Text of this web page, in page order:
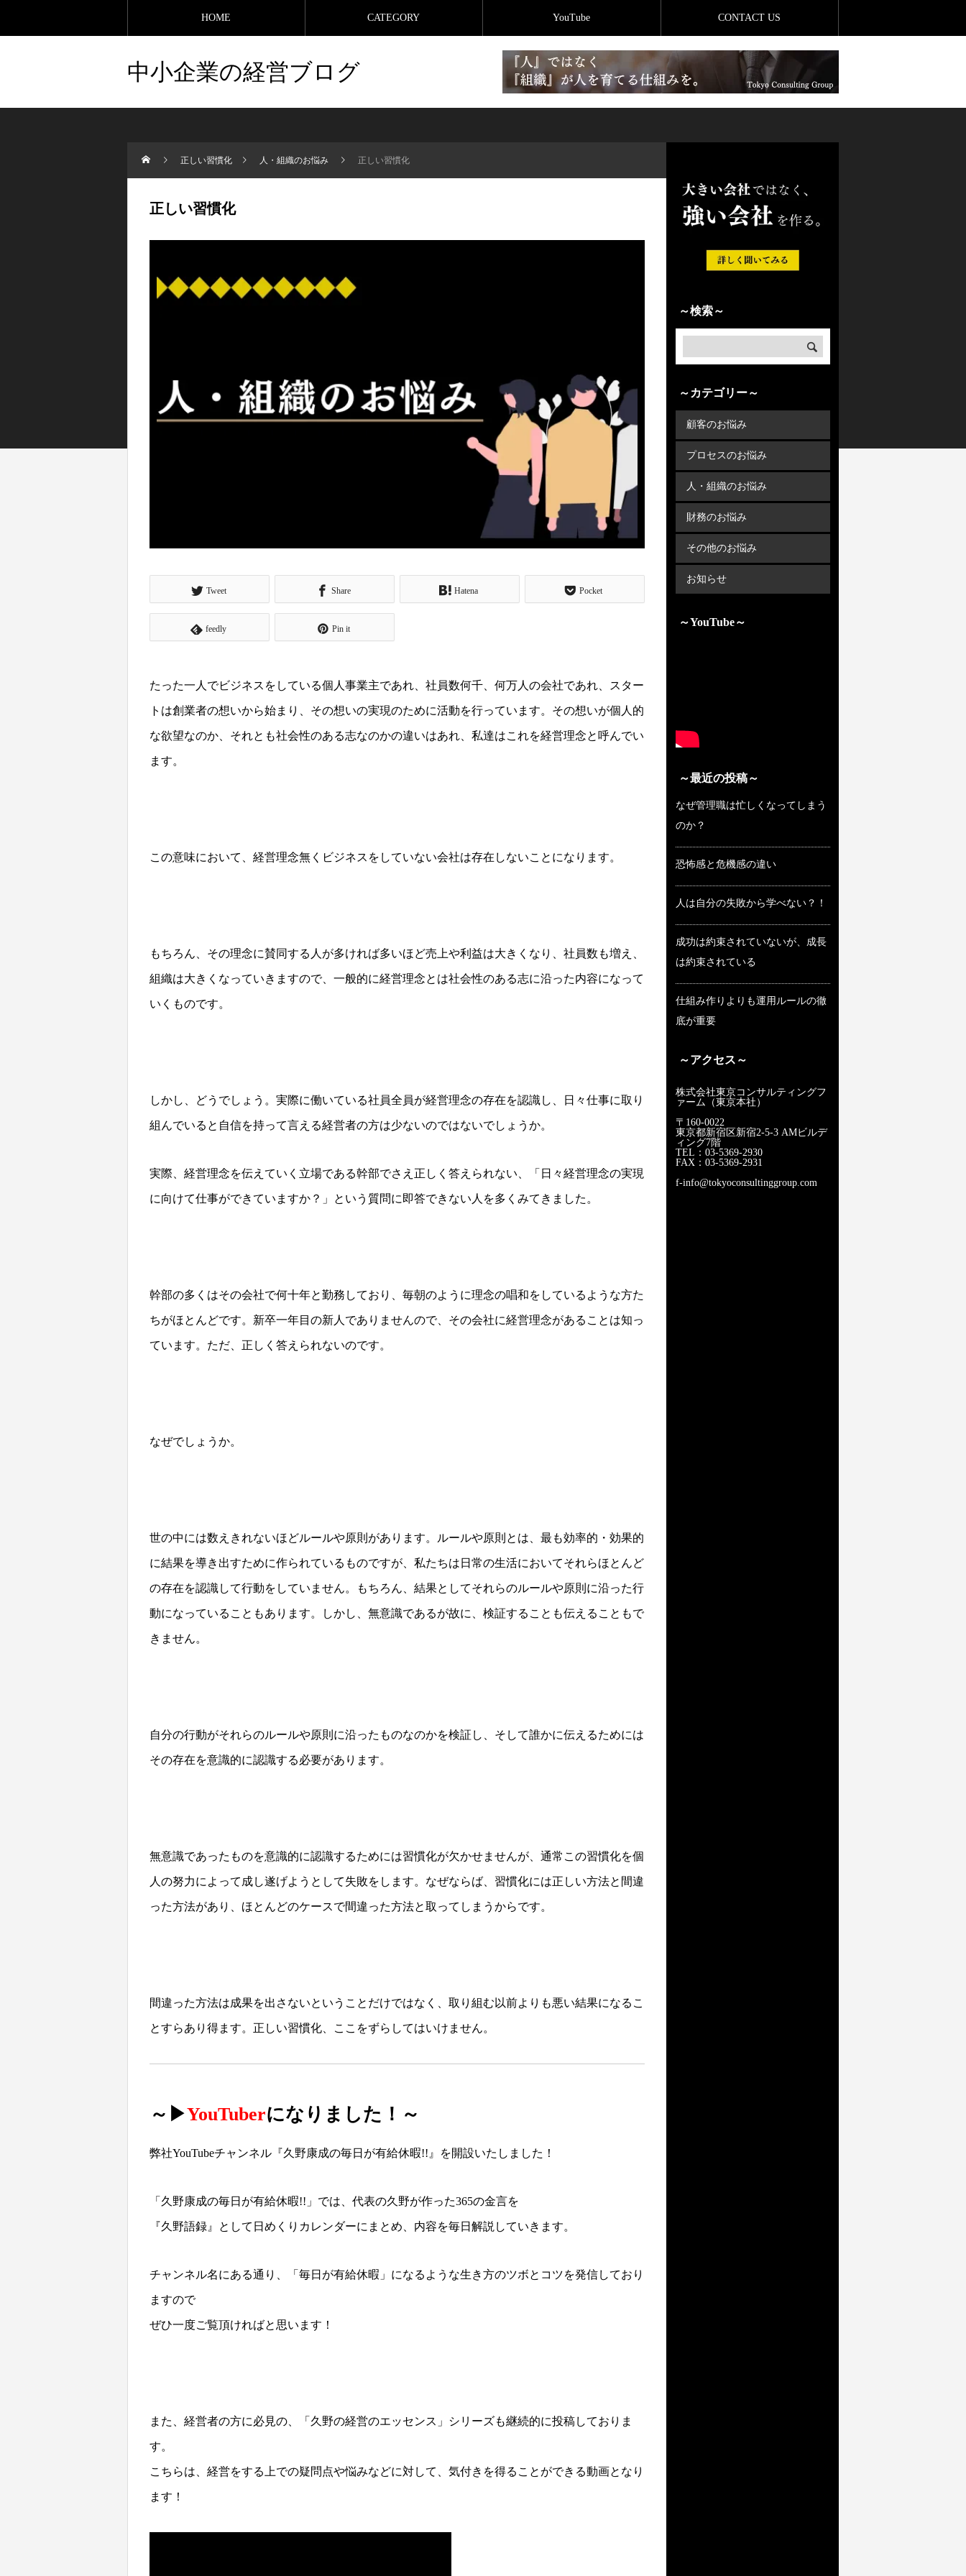
HOME CATEGORY YouTube CONTACT US
中小企業の経営ブログ
正しい習慣化 人・組織のお悩み 正しい習慣化
正しい習慣化
Tweet Share Hatena Pocket
feedly Pin it
たった一人でビジネスをしている個人事業主であれ、社員数何千、何万人の会社であれ、スター
トは創業者の想いから始まり、その想いの実現のために活動を行っています。その想いが個人的
な欲望なのか、それとも社会性のある志なのかの違いはあれ、私達はこれを経営理念と呼んでい
ます。
この意味において、経営理念無くビジネスをしていない会社は存在しないことになります。
もちろん、その理念に賛同する人が多ければ多いほど売上や利益は大きくなり、社員数も増え、
組織は大きくなっていきますので、一般的に経営理念とは社会性のある志に沿った内容になって
いくものです。
しかし、どうでしょう。実際に働いている社員全員が経営理念の存在を認識し、日々仕事に取り
組んでいると自信を持って言える経営者の方は少ないのではないでしょうか。
実際、経営理念を伝えていく立場である幹部でさえ正しく答えられない、「日々経営理念の実現
に向けて仕事ができていますか？」という質問に即答できない人を多くみてきました。
幹部の多くはその会社で何十年と勤務しており、毎朝のように理念の唱和をしているような方た
ちがほとんどです。新卒一年目の新人でありませんので、その会社に経営理念があることは知っ
ています。ただ、正しく答えられないのです。
なぜでしょうか。
世の中には数えきれないほどルールや原則があります。ルールや原則とは、最も効率的・効果的
に結果を導き出すために作られているものですが、私たちは日常の生活においてそれらほとんど
の存在を認識して行動をしていません。もちろん、結果としてそれらのルールや原則に沿った行
動になっていることもあります。しかし、無意識であるが故に、検証することも伝えることもで
きません。
自分の行動がそれらのルールや原則に沿ったものなのかを検証し、そして誰かに伝えるためには
その存在を意識的に認識する必要があります。
無意識であったものを意識的に認識するためには習慣化が欠かせませんが、通常この習慣化を個
人の努力によって成し遂げようとして失敗をします。なぜならば、習慣化には正しい方法と間違
った方法があり、ほとんどのケースで間違った方法と取ってしまうからです。
間違った方法は成果を出さないということだけではなく、取り組む以前よりも悪い結果になるこ
とすらあり得ます。正しい習慣化、ここをずらしてはいけません。
～▶YouTuberになりました！～
弊社YouTubeチャンネル 『久野康成の毎日が有給休暇!!』 を開設いたしました！
「久野康成の毎日が有給休暇!!」では、代表の久野が作った365の金言を
『久野語録』として日めくりカレンダーにまとめ、内容を毎日解説していきます。
チャンネル名にある通り、「毎日が有給休暇」になるような生き方のツボとコツを発信しており
ますので
ぜひ一度ご覧頂ければと思います！
また、経営者の方に必見の、「久野の経営のエッセンス」シリーズも継続的に投稿しておりま
す。
こちらは、経営をする上での疑問点や悩みなどに対して、気付きを得ることができる動画となり
ます！
～検索～
～カテゴリー～
顧客のお悩み
プロセスのお悩み
人・組織のお悩み
財務のお悩み
その他のお悩み
お知らせ
～YouTube～
～最近の投稿～
なぜ管理職は忙しくなってしまう
のか？
恐怖感と危機感の違い
人は自分の失敗から学べない？！
成功は約束されていないが、成長
は約束されている
仕組み作りよりも運用ルールの徹
底が重要
～アクセス～
株式会社東京コンサルティングフ
ァーム（東京本社）
〒160-0022
東京都新宿区新宿2-5-3 AMビルデ
ィング7階
TEL：03-5369-2930
FAX：03-5369-2931
f-info@tokyoconsultinggroup.com